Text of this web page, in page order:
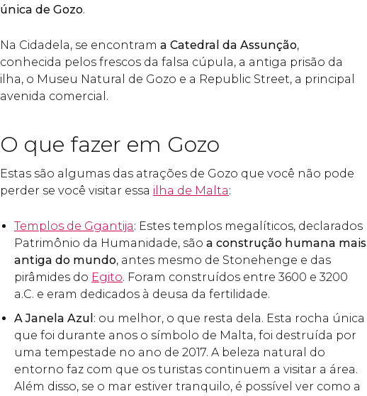
única de Gozo.
Na Cidadela, se encontram a Catedral da Assunção,
conhecida pelos frescos da falsa cúpula, a antiga prisão da
ilha, o Museu Natural de Gozo e a Republic Street, a principal
avenida comercial.
O que fazer em Gozo
Estas são algumas das atrações de Gozo que você não pode
perder se você visitar essa ilha de Malta:
Templos de Ggantija: Estes templos megalíticos, declarados
Patrimônio da Humanidade, são a construção humana mais
antiga do mundo, antes mesmo de Stonehenge e das
pirâmides do Egito. Foram construídos entre 3600 e 3200
a.C. e eram dedicados à deusa da fertilidade.
A Janela Azul : ou melhor, o que resta dela. Esta rocha única
que foi durante anos o símbolo de Malta, foi destruída por
uma tempestade no ano de 2017. A beleza natural do
entorno faz com que os turistas continuem a visitar a área.
Além disso, se o mar estiver tranquilo, é possível ver como a